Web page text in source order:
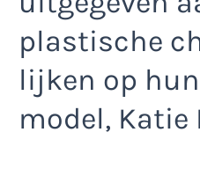
plastische
lijken op
model, Katie